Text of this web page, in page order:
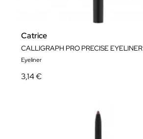
Catrice
CALLIGRAPH PRO PRECISE EYELINER
Eyeliner
3,14 €